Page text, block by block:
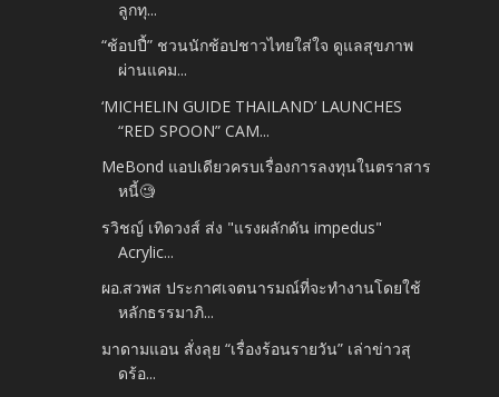
ลูกทุ...
“ช้อปปี้” ชวนนักช้อปชาวไทยใส่ใจ ดูแลสุขภาพ
ผ่านแคม...
‘MICHELIN GUIDE THAILAND’ LAUNCHES
“RED SPOON” CAM...
MeBond แอปเดียวครบเรื่องการลงทุนในตราสาร
หนี้🧐
รวิชญ์ เทิดวงส์ ส่ง​ "แรงผลักดัน​ impedus"
Acrylic...
ผอ.สวพส ประกาศเจตนารมณ์ที่จะทำงานโดยใช้
หลักธรรมาภิ...
มาดามแอน สั่งลุย “เรื่องร้อนรายวัน” เล่าข่าวสุ
ดร้อ...